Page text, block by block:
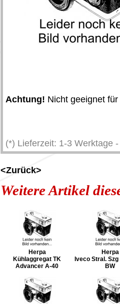
Achtung! Nicht geeignet
(*) Lieferzeit: 1-3 Werktage
<Zurück>
Weitere Artikel
Herpa
Kühlaggregat TK
Advancer A-40
Herpa
Iveco Stral.
BW